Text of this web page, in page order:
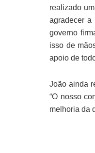
realizado
agradecer a
governo
isso de
apoio de
João ainda
“O nosso
melhoria da